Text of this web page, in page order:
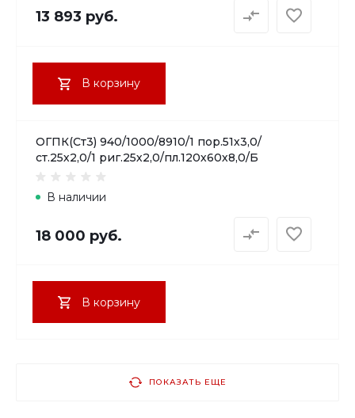
13 893 руб.
В корзину
ОГПК(Ст3) 940/1000/8910/1 пор.51х3,0/
ст.25х2,0/1 риг.25х2,0/пл.120х60х8,0/Б
В наличии
18 000 руб.
В корзину
ПОКАЗАТЬ ЕЩЕ